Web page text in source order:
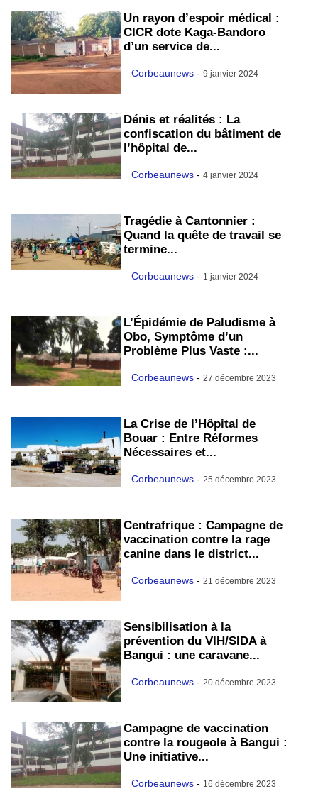
Un rayon d’espoir médical :
CICR dote Kaga-Bandoro
d’un service de...
Corbeaunews - 9 janvier 2024
Dénis et réalités : La
confiscation du bâtiment de
l’hôpital de...
Corbeaunews - 4 janvier 2024
Tragédie à Cantonnier :
Quand la quête de travail se
termine...
Corbeaunews - 1 janvier 2024
L’Épidémie de Paludisme à
Obo, Symptôme d’un
Problème Plus Vaste :...
Corbeaunews - 27 décembre 2023
La Crise de l’Hôpital de
Bouar : Entre Réformes
Nécessaires et...
Corbeaunews - 25 décembre 2023
Centrafrique : Campagne de
vaccination contre la rage
canine dans le district...
Corbeaunews - 21 décembre 2023
Sensibilisation à la
prévention du VIH/SIDA à
Bangui : une caravane...
Corbeaunews - 20 décembre 2023
Campagne de vaccination
contre la rougeole à Bangui :
Une initiative...
Corbeaunews - 16 décembre 2023